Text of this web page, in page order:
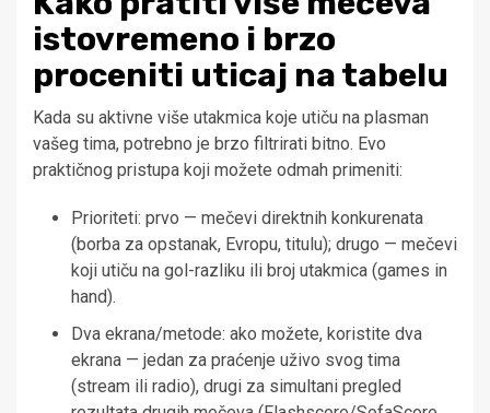
istovremeno i brzo
proceniti uticaj na tabelu
Kada su aktivne više utakmica koje utiču na plasman
vašeg tima, potrebno je brzo filtrirati bitno. Evo
praktičnog pristupa koji možete odmah primeniti:
Prioriteti: prvo — mečevi direktnih konkurenata
(borba za opstanak, Evropu, titulu); drugo — mečevi
koji utiču na gol-razliku ili broj utakmica (games in
hand).
Dva ekrana/metode: ako možete, koristite dva
ekrana — jedan za praćenje uživo svog tima
(stream ili radio), drugi za simultani pregled